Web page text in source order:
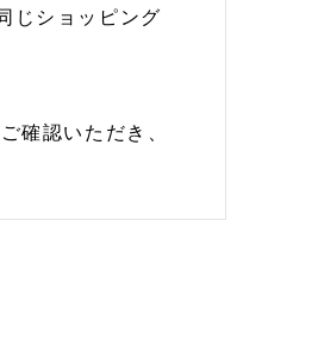
じショッピング
確認いただき、